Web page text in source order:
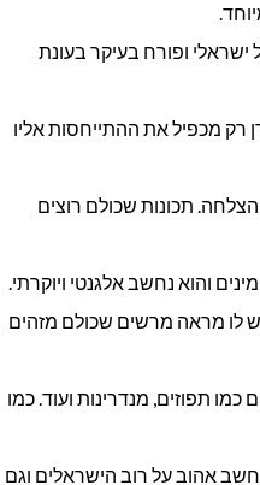
ישראלי ופורח בעיקר בעונת
רק מכפיל את ההתייחסות אליו
תכונות שכולם רוצים
והוא נחשב אלגנטי ויוקרתי.
לו מראה מרשים שכולם מזהים
תפוזים, מנדרינות ועוד. כמו
אהוב על רוב הישראלים וגם